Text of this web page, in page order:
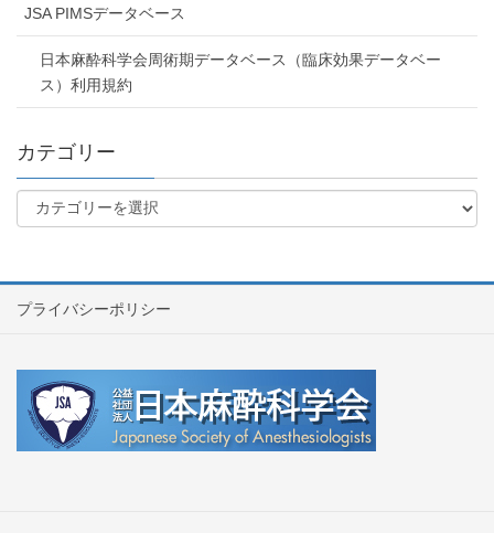
JSA PIMSデータベース
日本麻酔科学会周術期データベース（臨床効果データベー
ス）利用規約
カテゴリー
プライバシーポリシー